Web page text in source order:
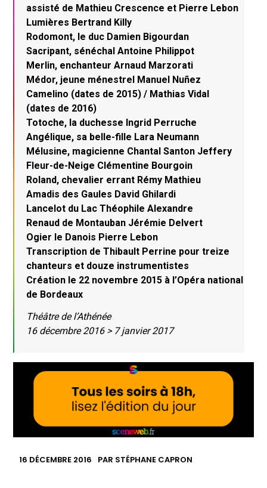
assisté de Mathieu Crescence et Pierre Lebon
Lumières Bertrand Killy
Rodomont, le duc Damien Bigourdan
Sacripant, sénéchal Antoine Philippot
Merlin, enchanteur Arnaud Marzorati
Médor, jeune ménestrel Manuel Nuñez
Camelino (dates de 2015) / Mathias Vidal
(dates de 2016)
Totoche, la duchesse Ingrid Perruche
Angélique, sa belle-fille Lara Neumann
Mélusine, magicienne Chantal Santon Jeffery
Fleur-de-Neige Clémentine Bourgoin
Roland, chevalier errant Rémy Mathieu
Amadis des Gaules David Ghilardi
Lancelot du Lac Théophile Alexandre
Renaud de Montauban Jérémie Delvert
Ogier le Danois Pierre Lebon
Transcription de Thibault Perrine pour treize
chanteurs et douze instrumentistes
Création le 22 novembre 2015 à l’Opéra national
de Bordeaux
Théâtre de l’Athénée
16 décembre 2016 > 7 janvier 2017
16 DÉCEMBRE 2016 PAR STÉPHANE CAPRON